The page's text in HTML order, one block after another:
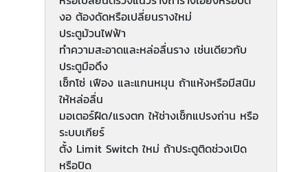
งอ ต้องดัดหรือเปลี่ยนรางใหม่
ประตูม้วนไฟฟ้า
ทำความสะอาดและหล่อลื่นราง เช่นเดียวกับ
ประตูมือดึง
เช็กโซ่ เฟือง และแกนหมุน ถ้าแห้งหรือมีสนิม
ให้หล่อลื่น
มอเตอร์ฝืด/แรงตก ให้ช่างเช็กแปรงถ่าน หรือ
ระบบเกียร์
ตั้ง Limit Switch ใหม่ ถ้าประตูติดช่วงเปิด
หรือปิด